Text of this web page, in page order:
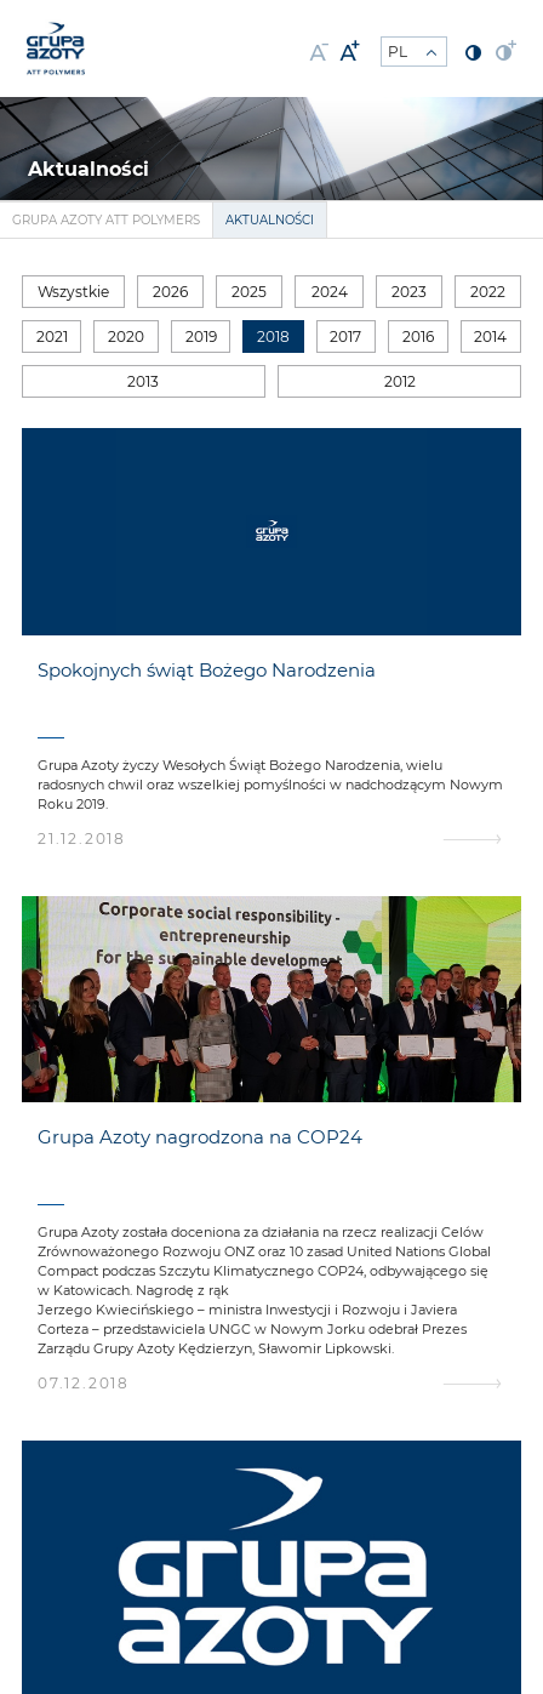
Aktualności
GRUPA AZOTY ATT POLYMERS AKTUALNOŚCI
Wszystkie 2026 2025 2024 2023 2022
2021 2020 2019 2018 2017 2016 2014
2013 2012
Spokojnych świąt Bożego Narodzenia
Grupa Azoty życzy Wesołych Świąt Bożego Narodzenia, wielu
radosnych chwil oraz wszelkiej pomyślności w nadchodzącym Nowym
Roku 2019.
21.12.2018
Grupa Azoty nagrodzona na COP24
Grupa Azoty została doceniona za działania na rzecz realizacji Celów
Zrównoważonego Rozwoju ONZ oraz 10 zasad United Nations Global
Compact podczas Szczytu Klimatycznego COP24, odbywającego się
w Katowicach. Nagrodę z rąk
Jerzego Kwiecińskiego – ministra Inwestycji i Rozwoju i Javiera
Corteza – przedstawiciela UNGC w Nowym Jorku odebrał Prezes
Zarządu Grupy Azoty Kędzierzyn, Sławomir Lipkowski.
07.12.2018